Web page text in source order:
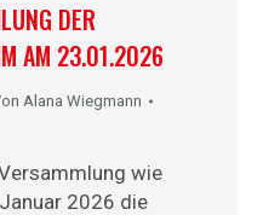
DER
AM 23.01.2026
Alana Wiegmann
wie
2026 die